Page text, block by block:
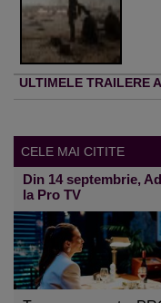
ULTIMELE TRAILERE
CELE MAI CITITE
Din 14 septembrie,
la Pro TV